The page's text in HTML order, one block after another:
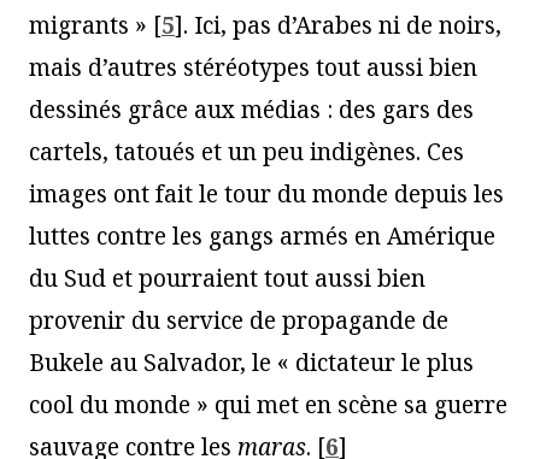
migrants » [5]. Ici, pas d’Arabes ni de noirs,
mais d’autres stéréotypes tout aussi bien
dessinés grâce aux médias : des gars des
cartels, tatoués et un peu indigènes. Ces
images ont fait le tour du monde depuis les
luttes contre les gangs armés en Amérique
du Sud et pourraient tout aussi bien
provenir du service de propagande de
Bukele au Salvador, le « dictateur le plus
cool du monde » qui met en scène sa guerre
sauvage contre les maras. [6]